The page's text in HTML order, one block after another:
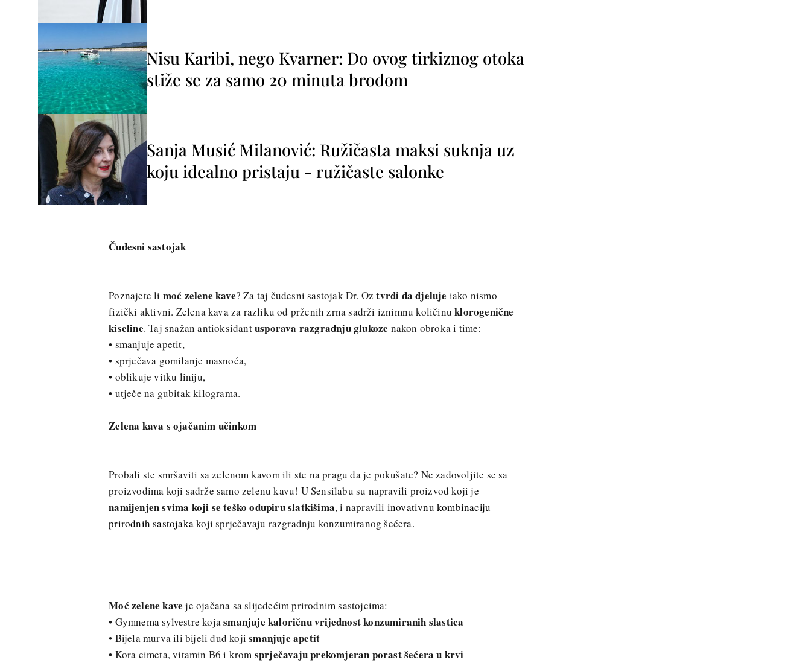
Nisu Karibi, nego Kvarner: Do ovog tirkiznog otoka
stiže se za samo 20 minuta brodom
Sanja Musić Milanović: Ružičasta maksi suknja uz
koju idealno pristaju - ružičaste salonke
Čudesni sastojak
Poznajete li moć zelene kave? Za taj čudesni sastojak Dr. Oztvrdi da djeluje iako nismo
fizički aktivni. Zelena kava za razliku od prženih zrna sadrži iznimnu količinuklorogenične
kiseline. Taj snažan antioksidantusporava razgradnju glukoze nakon obroka i time:
• smanjuje apetit,
• sprječava gomilanje masnoća,
• oblikuje vitku liniju,
• utječe na gubitak kilograma.
Zelena kava s ojačanim učinkom
Probali ste smršaviti sa zelenom kavom ili ste na pragu da je pokušate? Ne zadovoljite se sa
proizvodima koji sadrže samo zelenu kavu! U Sensilabu su napravili proizvod koji je
namijenjen svima koji se teško odupiru slatkišima, i napravili inovativnu kombinaciju
prirodnih sastojakakoji sprječavaju razgradnju konzumiranog šećera.
Moć zelene kave je ojačana sa slijedećim prirodnim sastojcima:
• Gymnema sylvestre kojasmanjuje kaloričnu vrijednost konzumiranih slastica
• Bijela murva ili bijeli dud kojismanjuje apetit
• Kora cimeta, vitamin B6 i krom sprječavaju prekomjeran porast šećera u krvi